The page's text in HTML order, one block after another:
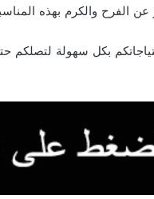
الفرح والكرم بهذه
بكل سهولة لتصلكم